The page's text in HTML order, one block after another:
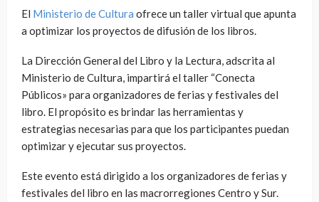
El Ministerio de Cultura ofrece un taller virtual que apunta
a optimizar los proyectos de difusión de los libros.
La Dirección General del Libro y la Lectura, adscrita al
Ministerio de Cultura, impartirá el taller “Conecta
Públicos» para organizadores de ferias y festivales del
libro. El propósito es brindar las herramientas y
estrategias necesarias para que los participantes puedan
optimizar y ejecutar sus proyectos.
Este evento está dirigido a los organizadores de ferias y
festivales del libro en las macrorregiones Centro y Sur.